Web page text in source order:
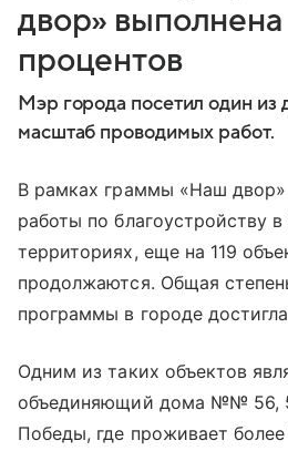
двор»
процентов
Мэр города посетил один из
масштаб проводимых работ.
В рамках граммы «Наш
работы по благоустройству
территориях, еще на 119
продолжаются. Общая
программы в городе
Одним из таких объектов
объединяющий дома №№ 56,
Победы, где проживает